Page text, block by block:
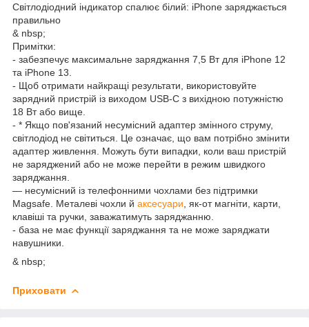
Світлодіодний індикатор спалює білий: iPhone заряджається
правильно
& nbsp;
Примітки:
- забезпечує максимальне заряджання 7,5 Вт для iPhone 12
та iPhone 13.
- Щоб отримати найкращі результати, використовуйте
зарядний пристрій із виходом USB-C з вихідною потужністю
18 Вт або вище.
- * Якщо пов'язаний несумісний адаптер змінного струму,
світлодіод не світиться. Це означає, що вам потрібно змінити
адаптер живлення. Можуть бути випадки, коли ваш пристрій
не заряджений або не може перейти в режим швидкого
заряджання.
— несумісний із телефонними чохлами без підтримки
Magsafe. Металеві чохли й аксесуари , як-от магніти, карти,
клавіші та ручки, заважатимуть заряджанню.
- база не має функції заряджання та не може заряджати
навушники.
& nbsp;
Приховати